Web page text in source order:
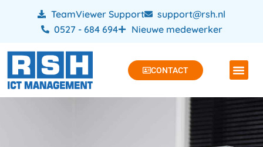
TeamViewer Support
support@rsh.nl
0527 - 684 694
Nieuwe medewerker
CONTACT